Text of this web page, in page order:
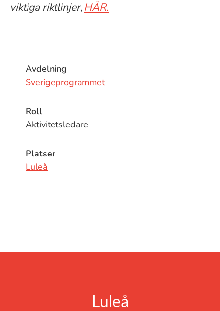
viktiga riktlinjer, HÄR.
Avdelning
Sverigeprogrammet
Roll
Aktivitetsledare
Platser
Luleå
Luleå